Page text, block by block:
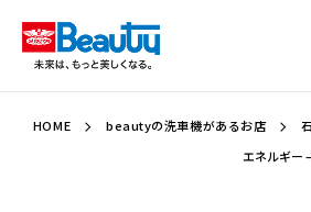
HOME beautyの洗車機があるお店
エネルギー